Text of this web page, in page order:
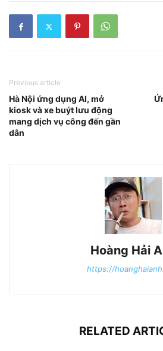
Previous article
Hà Nội ứng dụng AI, mở
kiosk và xe buýt lưu động
mang dịch vụ công đến gần
dân
Hoàng Hải
https://
RELATED